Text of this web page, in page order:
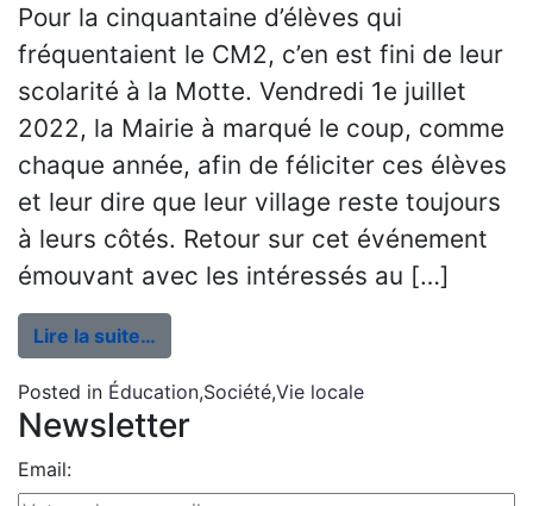
Pour la cinquantaine d’élèves qui
fréquentaient le CM2, c’en est fini de leur
scolarité à la Motte. Vendredi 1e juillet
2022, la Mairie à marqué le coup, comme
chaque année, afin de féliciter ces élèves
et leur dire que leur village reste toujours
à leurs côtés. Retour sur cet événement
émouvant avec les intéressés au […]
Lire la suite…
Posted in Éducation,Société,Vie locale
Newsletter
Email: